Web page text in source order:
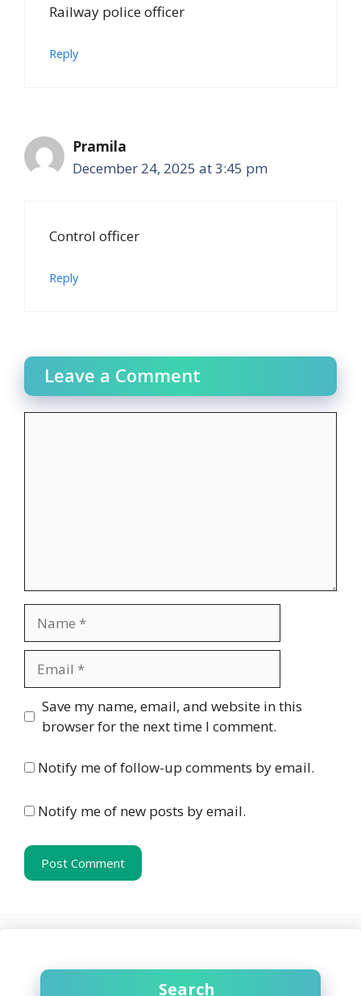
Railway police officer
Reply
Pramila
December 24, 2025 at 3:45 pm
Control officer
Reply
Leave a Comment
Website
Save my name, email, and website in this
browser for the next time I comment.
Notify me of follow-up comments by email.
Notify me of new posts by email.
Search